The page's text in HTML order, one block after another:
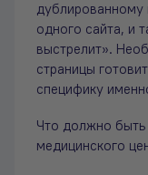
дублированному
одного сайта, и
выстрелит».
страницы
специфику
Что должно быть
медицинского